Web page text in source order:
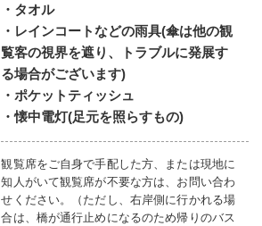
・タオル
・レインコートなどの雨具(傘は他の観
覧客の視界を遮り、トラブルに発展す
る場合がございます)
・ポケットティッシュ
・懐中電灯(足元を照らすもの)
観覧席をご自身で手配した方、または現地に
知人がいて観覧席が不要な方は、お問い合わ
せください。（ただし、右岸側に行かれる場
合は、橋が通行止めになるのため帰りのバス